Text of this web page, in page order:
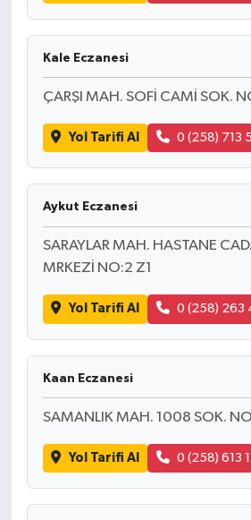
Kale Eczanesi
ÇARŞI MAH. SOFİ CAMİ SOK.
Yol Tarifi Al 0 (258) 713
Aykut Eczanesi
SARAYLAR MAH. HASTANE
MRKEZİ NO:2 Z1
Yol Tarifi Al 0 (258) 263
Kaan Eczanesi
SAMANLIK MAH. 1008 SOK.
Yol Tarifi Al 0 (258) 613